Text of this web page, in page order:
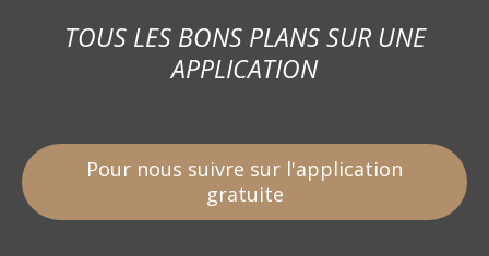
TOUS LES BONS PLANS SUR UNE
APPLICATION
Pour nous suivre sur l'application
gratuite